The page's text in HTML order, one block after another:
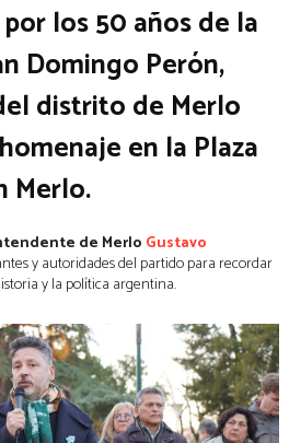
los 50 años de la
Domingo Perón,
distrito de Merlo
en la Plaza
Merlo.
de Merlo Gustavo
y autoridades del partido para recordar
y la política argentina.